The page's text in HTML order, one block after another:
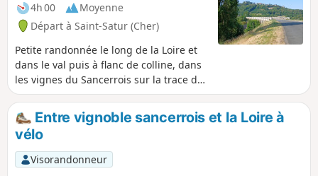
4h 00
Moyenne
Départ à Saint-Satur (Cher)
Petite randonnée le long de la Loire et
dans le val puis à flanc de colline, dans
les vignes du Sancerrois sur la trace de
l'ancienne voie ferrée reliant Cosne-sur-
Loire à Bourges.Beaux points de vue sur
le fleuve, les communes de Saint-Satur
et Ménétréol, la ville de Sancerre, les
vignes et le canal latéral.À faire plutôt
au printemps ou à l'automne.
Entre vignoble sancerrois et la Loire à
vélo
Visorandonneur